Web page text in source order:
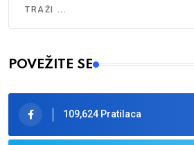
Type 2 or more characters for results.
POVEŽITE SE
109,624 Pratilaca